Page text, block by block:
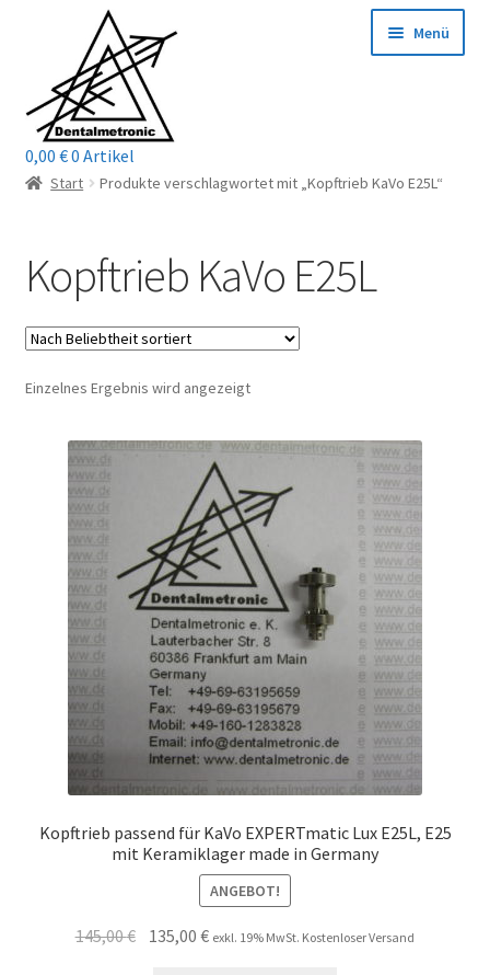
Navigation
springen
springen
Menü
Home
Mein Konto / Login
Kontakt
Reparaturservice
Wichtige Infos
Unsere Firma
Warenkorb
Stellenangebote
0,00 €0 Artikel
Start Produkte verschlagwortet mit „Kopftrieb KaVo E25L“
Kopftrieb KaVo E25L
Einzelnes Ergebnis wird angezeigt
Kopftrieb passend für KaVo EXPERTmatic Lux E25L, E25
mit Keramiklager made in Germany
ANGEBOT!
145,00€ Ursprünglicher
135,00€Aktueller
exkl. 19% MwSt. Kostenloser Versand